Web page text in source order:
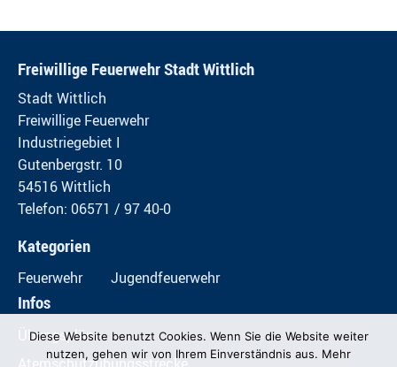
Freiwillige Feuerwehr Stadt Wittlich
Stadt Wittlich
Freiwillige Feuerwehr
Industriegebiet I
Gutenbergstr. 10
54516 Wittlich
Telefon: 06571 / 97 40-0
Kategorien
Feuerwehr Jugendfeuerwehr
Infos
Übungspläne
Diese Website benutzt Cookies. Wenn Sie die Website weiter
nutzen, gehen wir von Ihrem Einverständnis aus. Mehr